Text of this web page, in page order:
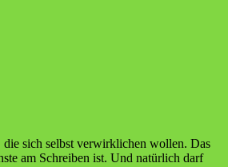
die sich selbst ver­wirk­li­chen wol­len. Das
am Schrei­ben ist. Und natür­lich darf